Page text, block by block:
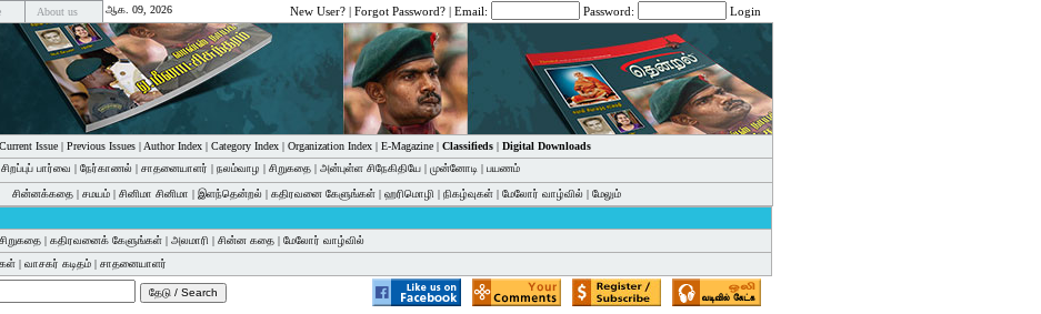
About us ஆக. 09, 2026 New User? | Forgot Password? | Email: Password: Login
Current Issue| Previous Issues| Author Index| Category Index| Organization Index| E-Magazine| Classifieds| Digital Downloads
சிறப்புப் பார்வை | நேர்காணல் | சாதனையாளர் | நலம்வாழ | சிறுகதை | அன்புள்ள சிநேகிதியே | முன்னோடி | பயணம்
சின்னக்கதை | சமயம் | சினிமா சினிமா | இளந்தென்றல் | கதிரவனை கேளுங்கள் | ஹரிமொழி | நிகழ்வுகள் | மேலோர் வாழ்வில் | மேலும்
சிறுகதை | கதிரவனைக் கேளுங்கள் | அலமாரி | சின்ன கதை | மேலோர் வாழ்வில்
| வாசகர் கடிதம் | சாதனையாளர்